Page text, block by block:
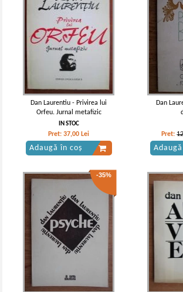
Dan Laurentiu - Privirea lui
Orfeu. Jurnal metafizic
IN STOC
Pret:37,00 Lei
Adaugă în coș
Dan
Pret:
-35%